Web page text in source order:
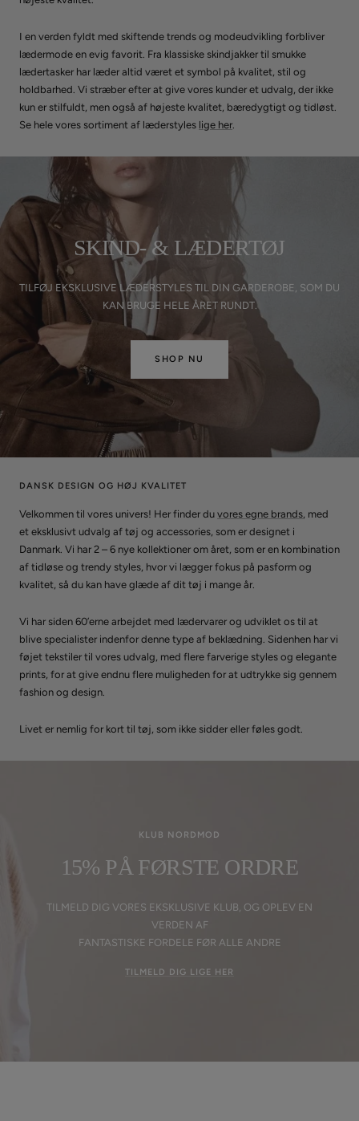
I en verden fyldt med skiftende trends og modeudvikling forbliver
lædermode en evig favorit. Fra klassiske skindjakker til smukke
lædertasker har læder altid været et symbol på kvalitet, stil og
holdbarhed. Vi stræber efter at give vores kunder et udvalg, der ikke
kun er stilfuldt, men også af højeste kvalitet, bæredygtigt og tidløst.
Se hele vores sortiment af læderstyles lige her
SKIND- & LÆDERTØJ
TILFØJ EKSKLUSIVE LÆDERSTYLES TIL DIN GARDEROBE, SOM DU
KAN BRUGE HELE ÅRET RUNDT.
SHOP NU
DANSK DESIGN OG HØJ KVALITET
Velkommen til vores univers! Her finder du vores egne brands , med
et eksklusivt udvalg af tøj og accessories, som er designet i
Danmark. Vi har 2 – 6 nye kollektioner om året, som er en kombination
af tidløse og trendy styles, hvor vi lægger fokus på pasform og
kvalitet, så du kan have glæde af dit tøj i mange år.
Vi har siden 60’erne arbejdet med lædervarer og udviklet os til at
blive specialister indenfor denne type af beklædning. Sidenhen har vi
føjet tekstiler til vores udvalg, med flere farverige styles og elegante
prints, for at give endnu flere muligheden for at udtrykke sig gennem
fashion og design.
Livet er nemlig for kort til tøj, som ikke sidder eller føles godt.
KLUB NORDMOD
15% PÅ FØRSTE ORDRE
TILMELD DIG VORES EKSKLUSIVE KLUB, OG OPLEV EN
VERDEN AF
FANTASTISKE FORDELE FØR ALLE ANDRE
TILMELD DIG LIGE HER